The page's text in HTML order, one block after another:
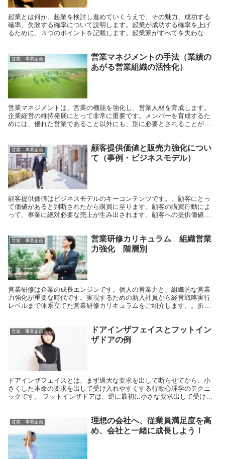
起業とは何か、起業を検討し進めていくうえで、その魅力、成功する
確率、失敗する確率について説明します。起業が成功する確率を上げ
るために、３つのポイントを記載します。起業家がすべてを失わない
営業 事業企画
営業マネジメントの手法（業績の
あがる営業組織の活性化）
営業マネジメントは、営業の機能を強化し、営業人材を育成します。
企業経営の維持発展にとって非常に重要です。メンバーを育成するた
めには、優れた営業であること以外にも、別に必要とされることがあ
営業 事業企画
顧客提供価値と販売力強化につい
て（事例・ビジネスモデル）
顧客提供価値はビジネスモデルのキーコンテンツです。。顧客にとっ
て価値があると判断されたから購買に至ります。顧客の購買行動によ
って、事業に絶対必要な売上が生み出されます。顧客への提供価値の
営業 事業企画
営業研修カリキュラム 組織営業
力強化 階層別
営業研修は企業の成長エンジンです。個人の営業力と、組織的な営業
力強化が重要な時代です。実現するための新入社員から経営戦略実行
レベルまで体系立てた営業研修カリキュラムをご紹介します。。折れ
営業 事業企画
ドアインザフェイスとフットイン
ザドアの例
ドアインザフェイスとは、まず過大な要求を出して断らせてから、小
さくした本命の要求を出して受け入れやすくする行動心理学のテクニ
ックです。 フットインザドアは、逆に最初に小さな要求出して受け入
営業 事業企画
理想の会社へ、従業員満足度を高
め、会社と一緒に成長しよう！